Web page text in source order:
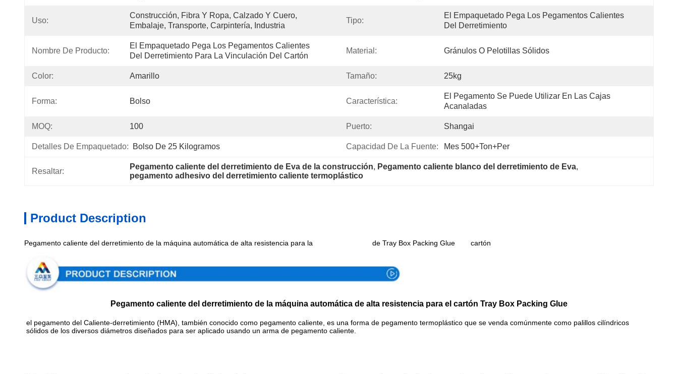
Uso:
Construcción, Fibra Y Ropa, Calzado Y Cuero,
Embalaje, Transporte, Carpintería, Industria
Tipo:
El Empaquetado Pega Los Pegamentos Calientes
Del Derretimiento
Nombre De Producto:
El Empaquetado Pega Los Pegamentos Calientes
Del Derretimiento Para La Vinculación Del Cartón
Material: Gránulos O Pelotillas Sólidos
Color: Amarillo Tamaño: 25kg
Forma: Bolso Característica:
El Pegamento Se Puede Utilizar En Las Cajas
Acanaladas
MOQ: 100 Puerto: Shangai
Detalles De Empaquetado: Bolso De 25 Kilogramos Capacidad De La Fuente: Mes 500+Ton+per
Resaltar:
Pegamento caliente del derretimiento de Eva de la construcción, Pegamento caliente blanco del derretimiento de Eva,
pegamento adhesivo del derretimiento caliente termoplástico
Product Description
Pegamento caliente del derretimiento de la máquina automática de alta resistencia para la de Tray Box Packing Glue cartón
Pegamento caliente del derretimiento de la máquina automática de alta resistencia para el cartón Tray Box Packing Glue
el pegamento del Caliente-derretimiento (HMA), también conocido como pegamento caliente, es una forma de pegamento termoplástico que se venda comúnmente como palillos cilíndricos
sólidos de los diversos diámetros diseñados para ser aplicado usando un arma de pegamento caliente.